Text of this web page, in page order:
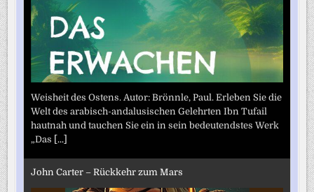
Weisheit des Ostens. Autor: Brönnle, Paul. Erleben Sie die
Welt des arabisch-andalusischen Gelehrten Ibn Tufail
hautnah und tauchen Sie ein in sein bedeutendstes Werk
„Das [...]
John Carter – Rückkehr zum Mars